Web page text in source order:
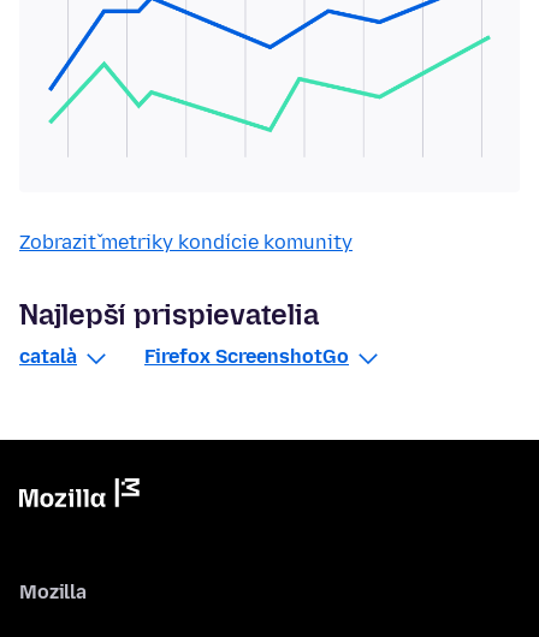
Zobraziť metriky kondície komunity
Najlepší prispievatelia
català Firefox ScreenshotGo
Mozilla